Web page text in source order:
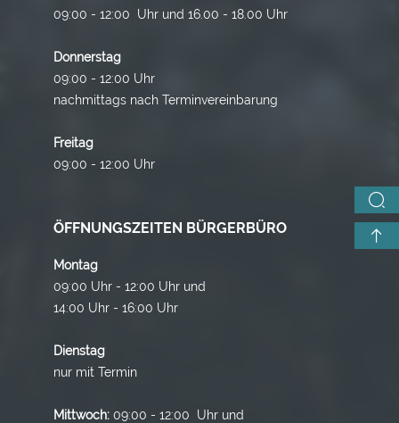
09:00 - 12:00 Uhr und 16.00 - 18.00 Uhr
Donnerstag
09:00 - 12:00 Uhr
nachmittags nach Terminvereinbarung
Freitag
09:00 - 12:00 Uhr
ÖFFNUNGSZEITEN BÜRGERBÜRO
Montag
09:00 Uhr - 12:00 Uhr und
14:00 Uhr - 16:00 Uhr
Dienstag
nur mit Termin
Mittwoch: 09:00 - 12:00 Uhr und